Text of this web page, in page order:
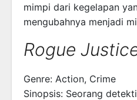
mimpi dari kegelapan
mengubahnya menjadi
Rogue
Genre: Action, Crime
Sinopsis: Seorang